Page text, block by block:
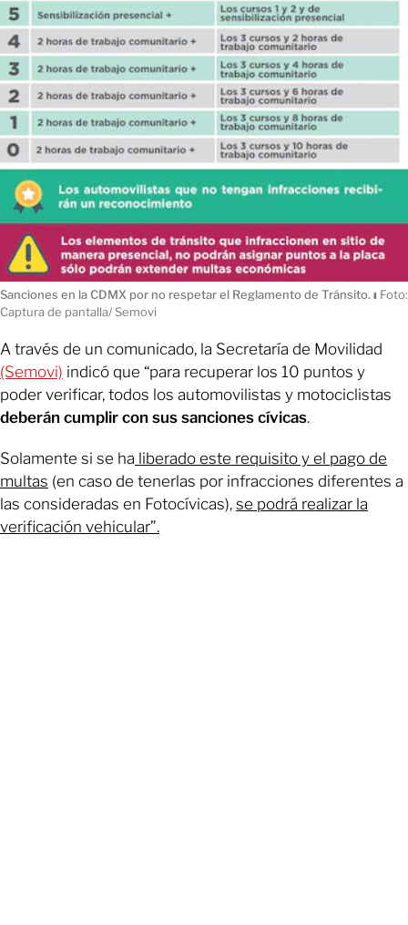
Sanciones en la CDMX por no respetar el Reglamento de Tránsito. ı Foto:
Captura de pantalla/ Semovi
A través de un comunicado, la Secretaría de Movilidad
(Semovi) indicó que “para recuperar los 10 puntos y
poder verificar, todos los automovilistas y motociclistas
deberán cumplir con sus sanciones cívicas.
Solamente si se ha liberado este requisito y el pago de
multas (en caso de tenerlas por infracciones diferentes a
las consideradas en Fotocívicas), se podrá realizar la
verificación vehicular”.